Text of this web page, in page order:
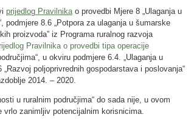
prijedlog Pravilnikao provedbi Mjere 8 „Ulaganja u
8.6 „Potpora za ulaganja u šumarske
proizvoda” iz Programa ruralnog razvoja
Pravilnika o provedbi tipa operacije
u okviru podmjere 6.4. „Ulaganja u
poljoprivrednih gospodarstava i poslovanja“
2014. – 2020.
u ruralnim područjima“ do sada nije, u ovom
vrlo zanimljiv potencijalnim korisnicima.